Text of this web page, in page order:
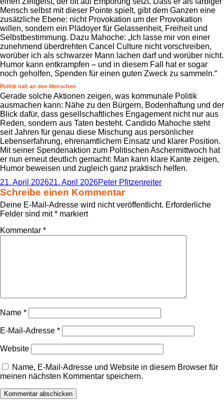
Mensch selbst mit dieser Pointe spielt, gibt dem Ganzen eine
zusätzliche Ebene: nicht Provokation um der Provokation
willen, sondern ein Plädoyer für Gelassenheit, Freiheit und
Selbstbestimmung. Dazu Mahoche: „Ich lasse mir von einer
zunehmend überdrehten Cancel Culture nicht vorschreiben,
worüber ich als schwarzer Mann lachen darf und worüber nicht.
Humor kann entkrampfen – und in diesem Fall hat er sogar
noch geholfen, Spenden für einen guten Zweck zu sammeln.“
Politik nah an den Menschen
Gerade solche Aktionen zeigen, was kommunale Politik
ausmachen kann: Nähe zu den Bürgern, Bodenhaftung und der
Blick dafür, dass gesellschaftliches Engagement nicht nur aus
Reden, sondern aus Taten besteht. Candido Mahoche steht
seit Jahren für genau diese Mischung aus persönlicher
Lebenserfahrung, ehrenamtlichem Einsatz und klarer Position.
Mit seiner Spendenaktion zum Politischen Aschermittwoch hat
er nun erneut deutlich gemacht: Man kann klare Kante zeigen,
Humor beweisen und zugleich ganz praktisch helfen.
Veröffentlicht
am
21. April 202621. April 2026Autor
Peter Pfitzenreiter
Schreibe einen Kommentar
Deine E-Mail-Adresse wird nicht veröffentlicht. Erforderliche
Felder sind mit* markiert
Kommentar *
Name *
E-Mail-Adresse *
Website
Name, E-Mail-Adresse und Website in diesem Browser für
meinen nächsten Kommentar speichern.